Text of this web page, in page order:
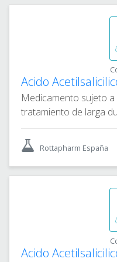
Acido
Medicamento sujeto
tratamiento de larga
Rottapharm España
Acido